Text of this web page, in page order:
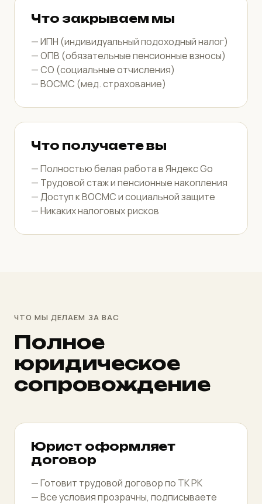
Что закрываем мы
— ИПН (индивидуальный подоходный налог)
— ОПВ (обязательные пенсионные взносы)
— СО (социальные отчисления)
— ВОСМС (мед. страхование)
Что получаете вы
— Полностью белая работа в Яндекс Go
— Трудовой стаж и пенсионные накопления
— Доступ к ВОСМС и социальной защите
— Никаких налоговых рисков
ЧТО МЫ ДЕЛАЕМ ЗА ВАС
Полное
юридическое
сопровождение
Юрист оформляет
договор
— Готовит трудовой договор по ТК РК
— Все условия прозрачны, подписываете